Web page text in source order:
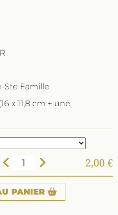
Ste Famille
x 11,8 cm + une
2,00 €
PANIER